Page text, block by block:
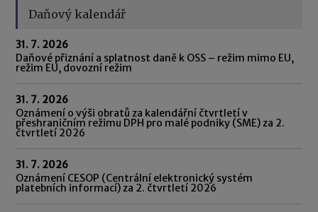
Daňový kalendář
31. 7. 2026
Daňové přiznání a splatnost daně k OSS – režim mimo EU,
režim EU, dovozní režim
31. 7. 2026
Oznámení o výši obratů za kalendářní čtvrtletí v
přeshraničním režimu DPH pro malé podniky (SME) za 2.
čtvrtletí 2026
31. 7. 2026
Oznámení CESOP (Centrální elektronický systém
platebních informací) za 2. čtvrtletí 2026